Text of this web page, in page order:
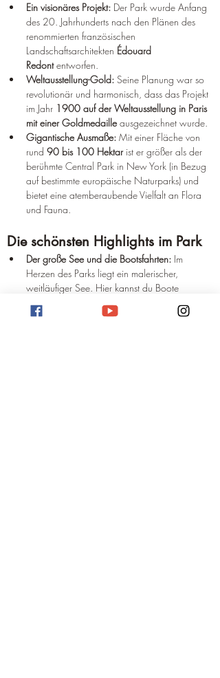
Ein visionäres Projekt: Der Park wurde Anfang
des 20. Jahrhunderts nach den Plänen des
renommierten französischen
Landschaftsarchitekten Édouard
Redont entworfen.
Weltausstellung-Gold: Seine Planung war so
revolutionär und harmonisch, dass das Projekt
im Jahr 1900 auf der Weltausstellung in Paris
mit einer Goldmedaille ausgezeichnet wurde.
Gigantische Ausmaße: Mit einer Fläche von
rund 90 bis 100 Hektar ist er größer als der
berühmte Central Park in New York (in Bezug
auf bestimmte europäische Naturparks) und
bietet eine atemberaubende Vielfalt an Flora
und Fauna.
Die schönsten Highlights im Park
Der große See und die Bootsfahrten: Im
Herzen des Parks liegt ein malerischer,
weitläufiger See. Hier kannst du Boote
ausleihen, über das Wasser gleiten und die
schattigen Uferpromenaden bewundern.